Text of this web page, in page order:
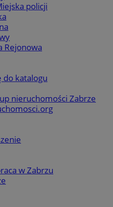
policji
Rejonowa
do katalogu
nieruchomości Zabrze
w Zabrzu